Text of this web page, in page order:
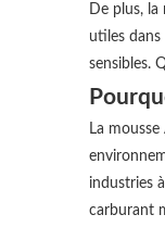
De plus,
utiles
sensibles.
La
industries
carburant